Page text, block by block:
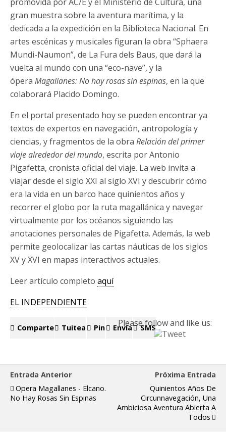
gran muestra sobre la aventura marítima, y la
dedicada a la expedición en la Biblioteca Nacional. En
artes escénicas y musicales figuran la obra “Sphaera
Mundi-Naumon”, de La Fura dels Baus, que dará la
vuelta al mundo con una “eco-nave”, y la
ópera Magallanes: No hay rosas sin espinas, en la que
colaborará Placido Domingo.
En el portal presentado hoy se pueden encontrar ya
textos de expertos en navegación, antropología y
ciencias, y fragmentos de la obra Relación del primer
viaje alrededor del mundo, escrita por Antonio
Pigafetta, cronista oficial del viaje. La web invita a
viajar desde el siglo XXI al siglo XVI y descubrir cómo
era la vida en un barco hace quinientos años y
recorrer el globo por la ruta magallánica y navegar
virtualmente por los océanos siguiendo las
anotaciones personales de Pigafetta. Además, la web
permite geolocalizar las cartas náuticas de los siglos
XV y XVI en mapas interactivos actuales.
Leer artículo completo aquí
EL INDEPENDIENTE
Please follow and like us:
Comparte Tuitea Pin Envía SMS
Entrada Anterior
Opera Magallanes - Elcano.
No Hay Rosas Sin Espinas
Próxima Entrada
Quinientos Años De
Circunnavegación, Una
Ambiciosa Aventura Abierta A
Todos